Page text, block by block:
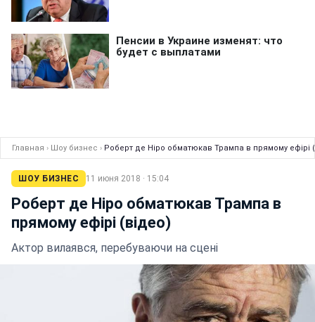
Главная › Шоу бизнес › Роберт де Ніро обматюкав Трампа в прямому ефірі
ШОУ БИЗНЕС 11 июня 2018 · 15:04
Роберт де Ніро обматюкав Трампа в
прямому ефірі (відео)
Актор вилаявся, перебуваючи на сцені